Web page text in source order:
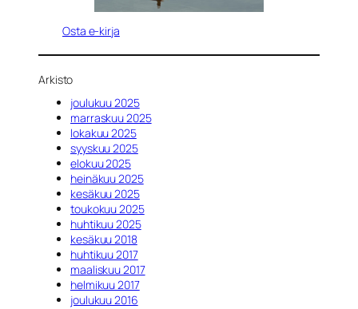
Osta e-kirja
Arkisto
joulukuu 2025
marraskuu 2025
lokakuu 2025
syyskuu 2025
elokuu 2025
heinäkuu 2025
kesäkuu 2025
toukokuu 2025
huhtikuu 2025
kesäkuu 2018
huhtikuu 2017
maaliskuu 2017
helmikuu 2017
joulukuu 2016